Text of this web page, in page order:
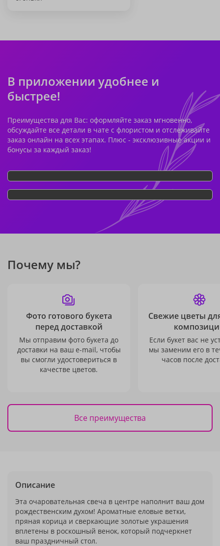
В приложении удобнее и
быстрее!
Преимущества для Вас: оформляйте заказ мгновенно,
обсуждайте все детали в чате с флористом и отслеживайте
заказ онлайн на всех этапах. Плюс - эксклюзивные акции и
бонусы за каждый заказ!
Почему мы?
Фото готового букета
перед доставкой
Мы отправим фото букета до
доставки на ваш e-mail, чтобы
вы смогли удостовериться в
качестве цветов.
Свежие цветы
Если букет вас не
мы заменим его в
часов после
Все преимущества
Описание
Эта очаровательная свеча в центре наполнит ваш дом
рождественским духом! Ароматные еловые ветки,
пряная корица и сверкающие золотые украшения
вплетены в роскошный венок, который подчеркнет
ваш праздничный стол.